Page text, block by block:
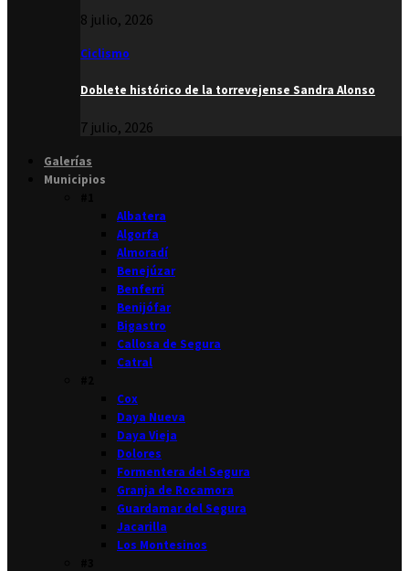
8 julio, 2026
Ciclismo
Doblete histórico de la torrevejense Sandra Alonso
7 julio, 2026
Galerías
Municipios
Albatera
Algorfa
Almoradí
Benejúzar
Benferri
Benijófar
Bigastro
Callosa de Segura
Catral
Cox
Daya Nueva
Daya Vieja
Dolores
Formentera del Segura
Granja de Rocamora
Guardamar del Segura
Jacarilla
Los Montesinos